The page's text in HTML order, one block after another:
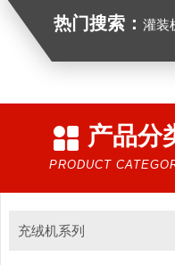
热门搜索： 灌装
产品分
PRODUCT
充绒机系列